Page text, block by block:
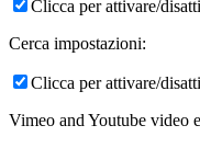
Clicca per attivare/
Cerca impostazioni:
Clicca per attivare/
Vimeo and Youtube video